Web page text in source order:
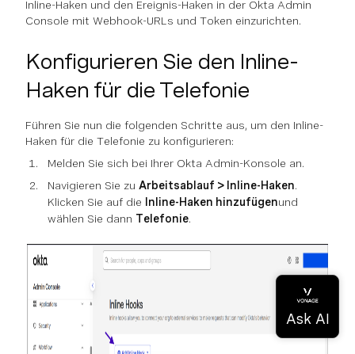
Inline-Haken und den Ereignis-Haken in der Okta Admin
Console mit Webhook-URLs und Token einzurichten.
Konfigurieren Sie den Inline-
Haken für die Telefonie
Führen Sie nun die folgenden Schritte aus, um den Inline-
Haken für die Telefonie zu konfigurieren:
Melden Sie sich bei Ihrer Okta Admin-Konsole an.
Navigieren Sie zu Arbeitsablauf > Inline-Haken.
Klicken Sie auf die
Inline-Haken hinzufügenund
wählen Sie dann Telefonie.